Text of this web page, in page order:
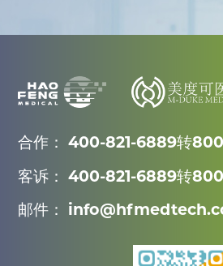
合作： 400-821-6889转
客诉： 400-821-6889转
邮件：